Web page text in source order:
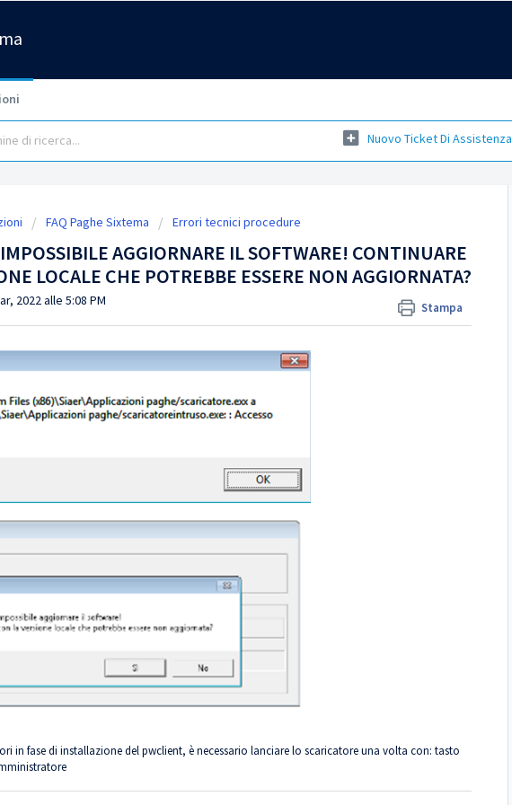
Nuovo Ticket Di Assistenza
FAQ Paghe Sixtema Errori tecnici procedure
AGGIORNARE IL SOFTWARE! CONTINUARE
LOCALE CHE POTREBBE ESSERE NON AGGIORNATA?
Stampa
2022 alle 5:08 PM
in fase di installazione del pwclient, è necessario lanciare lo scaricatore una volta con: tasto